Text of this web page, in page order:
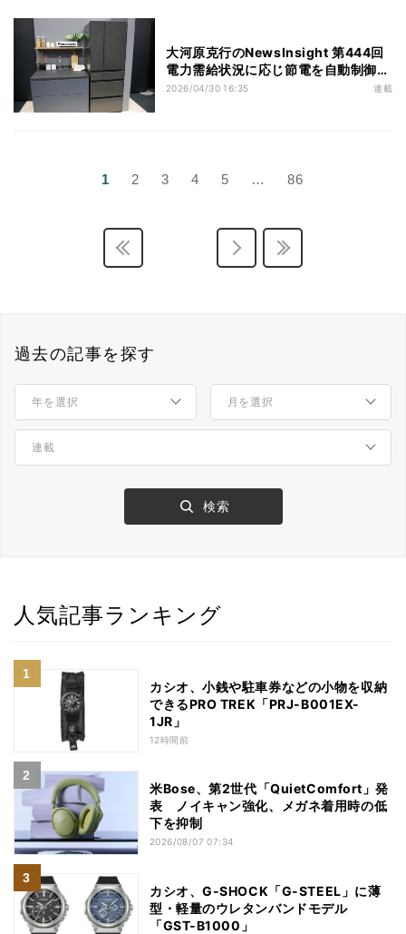
大河原克行のNewsInsight 第444回
電力需給状況に応じ節電を自動制御、
パナソニックが日本初の「DR」冷蔵
2026/04/30 16:35 連載
1 2 3 4 5 … 86
過去の記事を探す
人気記事ランキング
カシオ、小銭や駐車券などの小物を収納
できるPRO TREK「PRJ-B001EX-
1JR」
12時間前
米Bose、第2世代「QuietComfort」発
表 ノイキャン強化、メガネ着用時の低
下を抑制
2026/08/07 07:34
カシオ、G-SHOCK「G-STEEL」に薄
型・軽量のウレタンバンドモデル
「GST-B1000」